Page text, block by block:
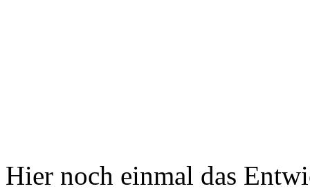
Hier noch einmal das